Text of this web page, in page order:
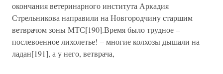
окончания ветеринарного института Аркадия
Стрельникова направили на Новгородчину старшим
ветврачом зоны МТС[190].Время было трудное –
послевоенное лихолетье! – многие колхозы дышали на
ладан[191], а у него, ветврача,